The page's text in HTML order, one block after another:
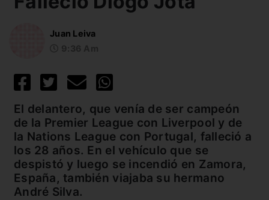
Juan Leiva
El delantero, que venía de ser campeón
de la Premier League con Liverpool y de
la Nations League con Portugal, falleció a
los 28 años. En el vehículo que se
despistó y luego se incendió en Zamora,
España, también viajaba su hermano
André Silva.